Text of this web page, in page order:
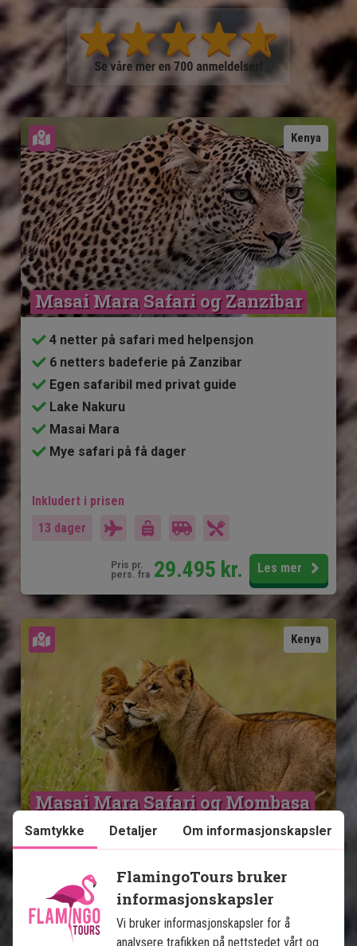
Kenya
Masai Mara Safari og Zanzibar
4 netter på safari med helpensjon
6 netters badeferie på Zanzibar
Egen safaribil med privat guide
Lake Nakuru
Masai Mara
Mye safari på få dager
Inkludert i prisen
13 dager
Pris pr.
pers. fra 29.495 kr. Les mer
Kenya
Masai Mara Safari og Mombasa
4 netter på safari med helpensjon
Egen safaribil med privat guide
Lake Nakuru
Masai Mara
Samtykke Detaljer Om informasjonskapsler
FlamingoTours bruker
informasjonskapsler
Vi bruker informasjonskapsler for å
analysere trafikken på nettstedet vårt og